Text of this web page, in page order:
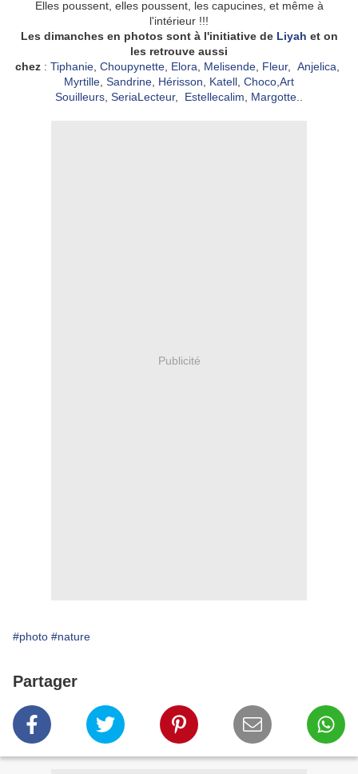
Elles poussent, elles poussent, les capucines, et même à
l'intérieur !!!
Les dimanches en photos sont à l'initiative de Liyah et on
les retrouve aussi
chez : Tiphanie Choupynette Elora Melisende Fleur, Anjelica
Myrtille Sandrine Hérisson Katell Choco Art
Souilleurs SeriaLecteur, Estellecalim Margotte
Publicité
#photo #nature
Partager